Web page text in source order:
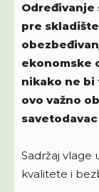
Određivanje
pre
ekonomske
nikako ne bi
ovo važno
savetodavac
Sadržaj vlage
kvalitete i